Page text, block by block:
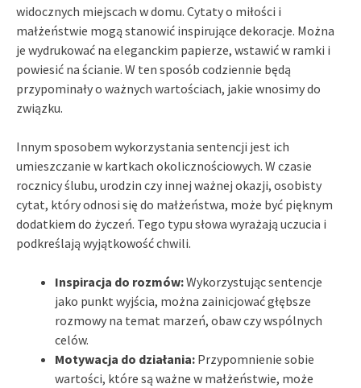
widocznych miejscach w domu. Cytaty o miłości i
małżeństwie mogą stanowić inspirujące dekoracje. Można
je wydrukować na eleganckim papierze, wstawić w ramki i
powiesić na ścianie. W ten sposób codziennie będą
przypominały o ważnych wartościach, jakie wnosimy do
związku.
Innym sposobem wykorzystania sentencji jest ich
umieszczanie w kartkach okolicznościowych. W czasie
rocznicy ślubu, urodzin czy innej ważnej okazji, osobisty
cytat, który odnosi się do małżeństwa, może być pięknym
dodatkiem do życzeń. Tego typu słowa wyrażają uczucia i
podkreślają wyjątkowość chwili.
Inspiracja do rozmów:Wykorzystując sentencje
jako punkt wyjścia, można zainicjować głębsze
rozmowy na temat marzeń, obaw czy wspólnych
celów.
Motywacja do działania: Przypomnienie sobie
wartości, które są ważne w małżeństwie, może